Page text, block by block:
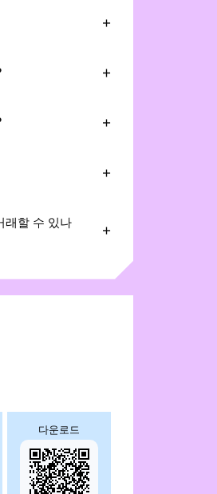
.
고, 출력 토큰을 선
서비스는 가장 빠
이 네트워크 B에서
드, 신용카드,
또는 기타 지
수료를 지불하는
테이킹, 수익 최적화
래할 수 있나
에 대한 자세한 정
다운로드